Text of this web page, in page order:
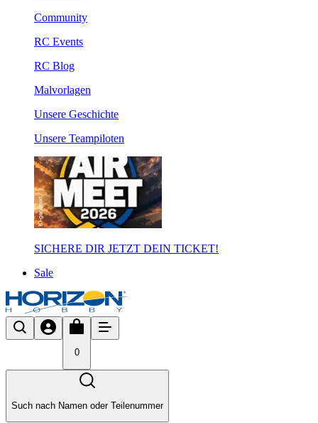
Community
RC Events
RC Blog
Malvorlagen
Unsere Geschichte
Unsere Teampiloten
SICHERE DIR JETZT DEIN TICKET!
Sale
0
Such nach Namen oder Teilenummer